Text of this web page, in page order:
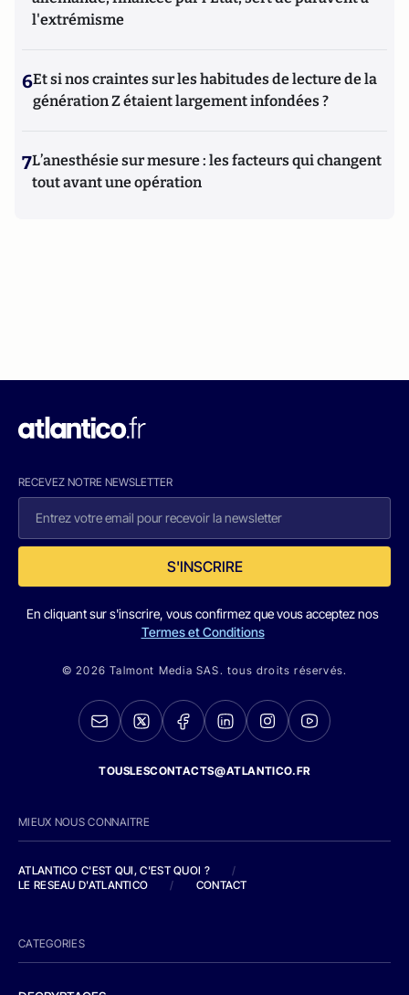
l'extrémisme
6Et si nos craintes sur les habitudes de lecture de la
génération Z étaient largement infondées ?
7L’anesthésie sur mesure : les facteurs qui changent
tout avant une opération
RECEVEZ NOTRE NEWSLETTER
S'INSCRIRE
En cliquant sur s'inscrire, vous confirmez que vous acceptez nos
Termes et Conditions
© 2026 Talmont Media SAS. tous droits réservés.
TOUSLESCONTACTS@ATLANTICO.FR
MIEUX NOUS CONNAITRE
ATLANTICO C'EST QUI, C'EST QUOI ?
/
LE RESEAU D'ATLANTICO
/ CONTACT
CATEGORIES